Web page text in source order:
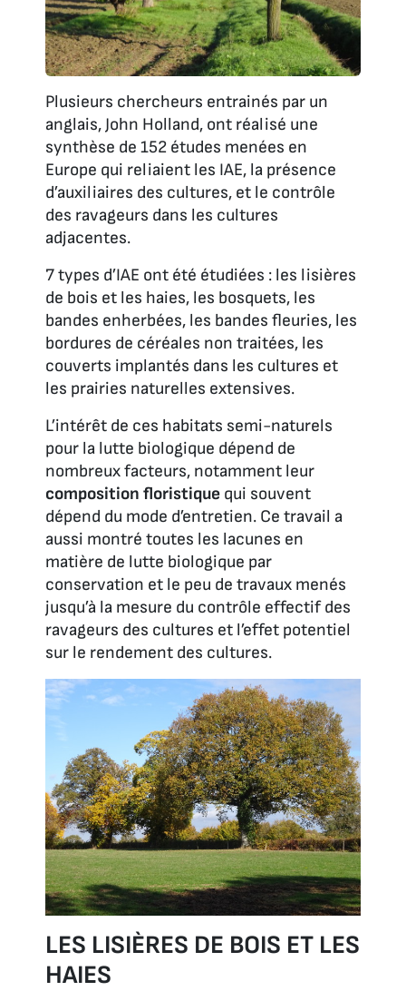
Plusieurs chercheurs entrainés par un
anglais, John Holland, ont réalisé une
synthèse de 152 études menées en
Europe qui reliaient les IAE, la présence
d’auxiliaires des cultures, et le contrôle
des ravageurs dans les cultures
adjacentes.
7 types d’IAE ont été étudiées : les lisières
de bois et les haies, les bosquets, les
bandes enherbées, les bandes fleuries, les
bordures de céréales non traitées, les
couverts implantés dans les cultures et
les prairies naturelles extensives.
L’intérêt de ces habitats semi-naturels
pour la lutte biologique dépend de
nombreux facteurs, notamment leur
composition floristique qui souvent
dépend du mode d’entretien. Ce travail a
aussi montré toutes les lacunes en
matière de lutte biologique par
conservation et le peu de travaux menés
jusqu’à la mesure du contrôle effectif des
ravageurs des cultures et l’effet potentiel
sur le rendement des cultures.
LES LISIÈRES DE BOIS ET LES
HAIES